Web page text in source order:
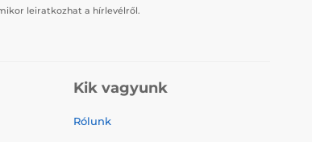
leiratkozhat a hírlevélről.
Kik vagyunk
Rólunk